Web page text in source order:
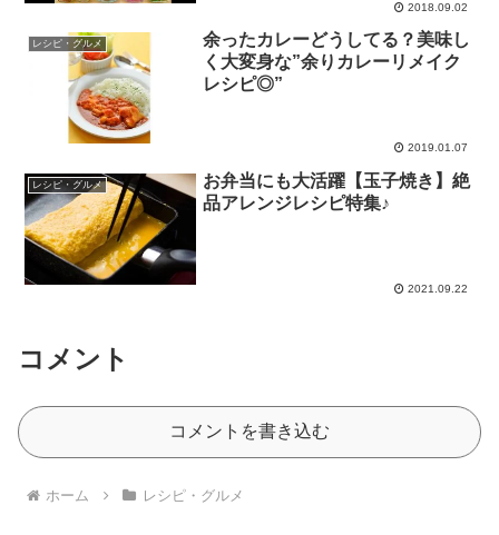
2018.09.02
レシピ・グルメ
余ったカレーどうしてる？美味し
く大変身な”余りカレーリメイク
レシピ◎”
2019.01.07
レシピ・グルメ
お弁当にも大活躍【玉子焼き】絶
品アレンジレシピ特集♪
2021.09.22
コメント
コメントを書き込む
ホーム レシピ・グルメ